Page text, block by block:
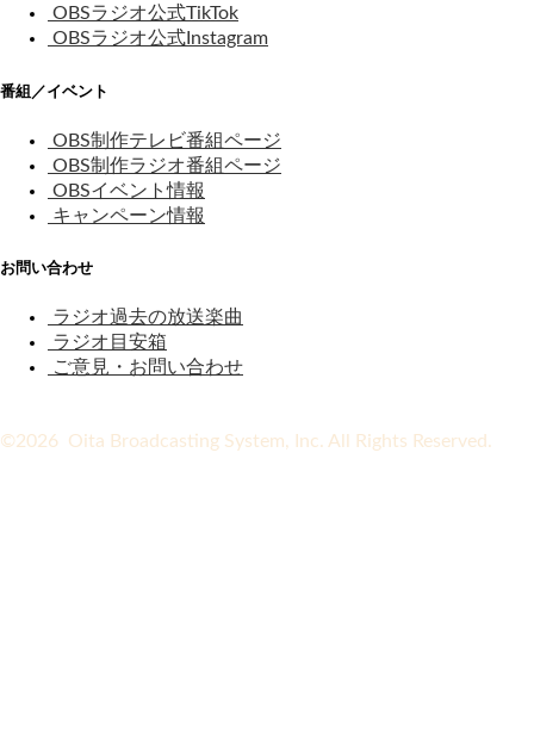
OBSラジオ公式TikTok
OBSラジオ公式Instagram
番組／イベント
OBS制作テレビ番組ページ
OBS制作ラジオ番組ページ
OBSイベント情報
キャンペーン情報
お問い合わせ
ラジオ過去の放送楽曲
ラジオ目安箱
ご意見・お問い合わせ
©2026 Oita Broadcasting System, Inc. All Rights Reserved.